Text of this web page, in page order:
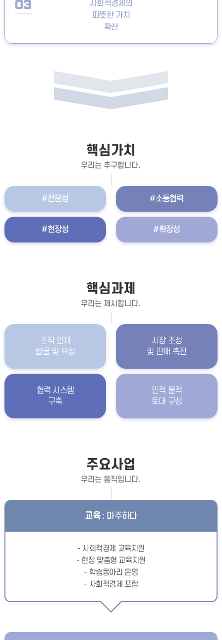
03
사회적경제의
따뜻한 가치
확산
핵심가치
우리는 추구합니다.
#전문성 #소통협력
#현장성 #확장성
핵심과제
우리는 제시합니다.
조직 인재
발굴 및 육성
시장 조성
및 판매 촉진
협력 시스템
구축
인적 물적
토대 구성
주요사업
우리는 움직입니다.
교육: 마주하다
- 사회적경제 교육지원
- 현장 맞춤형 교육지원
- 학습동아리 운영
- 사회적경제 포럼